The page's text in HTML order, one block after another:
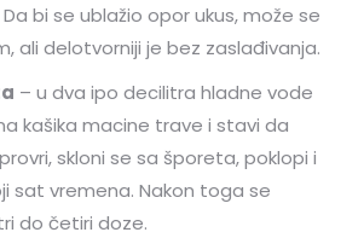
bi se ublažio opor ukus, može se
ali delotvorniji je bez zaslađivanja.
– u dva ipo decilitra hladne vode
kašika macine trave i stavi da
skloni se sa šporeta, poklopi i
sat vremena. Nakon toga se
do četiri doze.